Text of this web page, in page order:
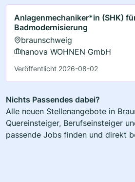
Anlagenmechaniker*in (SHK)
Badmodernisierung
braunschweig
hanova WOHNEN GmbH
Veröffentlicht 2026-08-02
Nichts Passendes dabei?
Alle neuen Stellenangebote in
Quereinsteiger, Berufseinsteiger
passende Jobs finden und direkt